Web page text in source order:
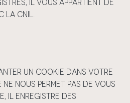
il vous appartient de
CNIL.
un cookie dans votre
nous permet pas de vous
il enregistre des